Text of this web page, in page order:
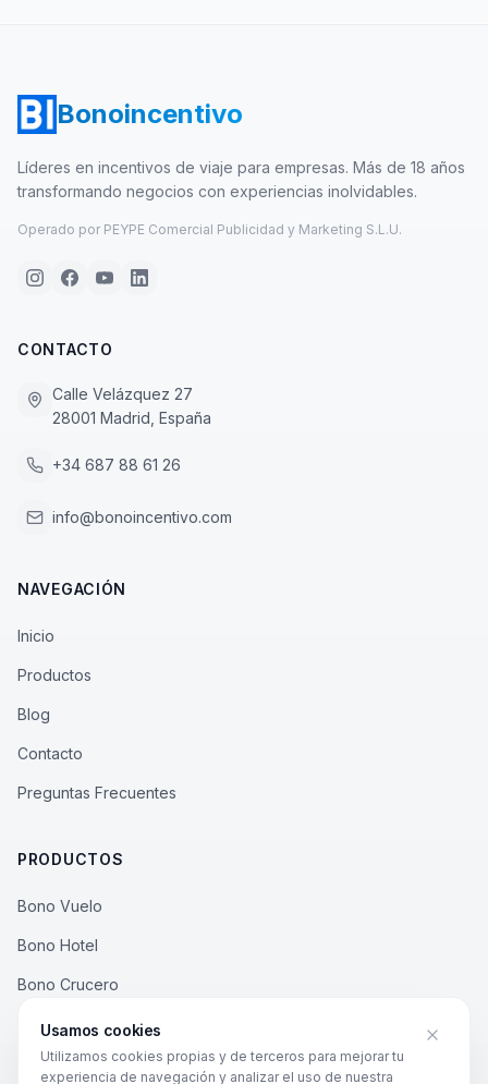
Bonoincentivo
Líderes en incentivos de viaje para empresas. Más de 18 años
transformando negocios con experiencias inolvidables.
Operado por PEYPE Comercial Publicidad y Marketing S.L.U.
CONTACTO
Calle Velázquez 27
28001 Madrid, España
+34 687 88 61 26
info@bonoincentivo.com
NAVEGACIÓN
Inicio
Productos
Blog
Contacto
Preguntas Frecuentes
PRODUCTOS
Bono Vuelo
Bono Hotel
Bono Crucero
Bono Rural
Usamos cookies
Utilizamos cookies propias y de terceros para mejorar tu
experiencia de navegación y analizar el uso de nuestra